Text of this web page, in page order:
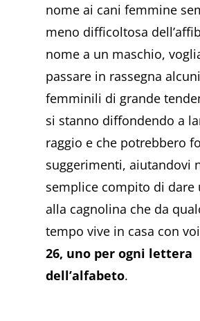
nome ai cani femmine
meno difficoltosa
nome a un maschio,
passare in rassegna
femminili di grande
si stanno diffondendo a
raggio e che potrebbero
suggerimenti, aiutandovi
semplice compito di dare
alla cagnolina che da
tempo vive in casa con
26, uno per ogni lettera
dell’alfabeto.